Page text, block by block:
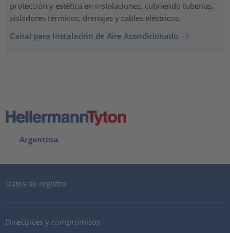
protección y estética en instalaciones, cubriendo tuberías,
aisladores térmicos, drenajes y cables eléctricos.
Canal para Instalación de Aire Acondicionado
Argentina
Datos de registro
Directrices y compromisos